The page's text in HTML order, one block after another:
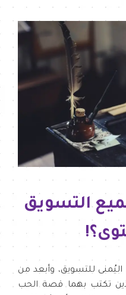
التسويق
اليُمنى للتسويق، وأبعد من
تكتب بهما قصة الحب